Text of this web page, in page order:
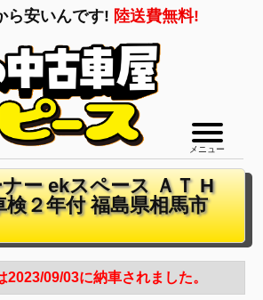
ら安いんです! 陸送費無料!
メニュー
ー ekスペース ＡＴ H
検２年付 福島県相馬市
2023/09/03に納車されました。